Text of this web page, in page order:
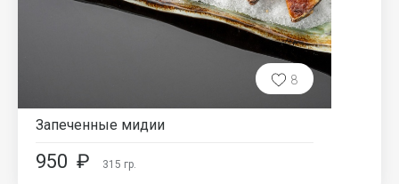
8
Запеченные мидии
950 ₽ 315 гр.